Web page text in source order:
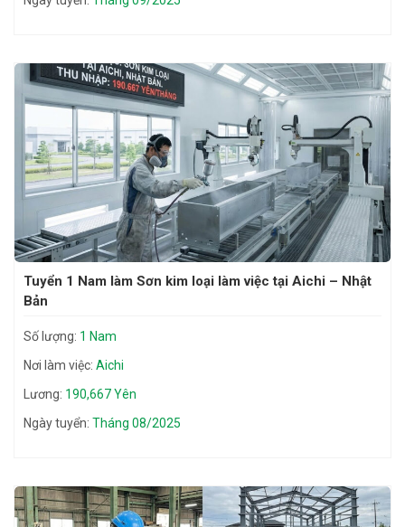
Tuyển 1 Nam làm Sơn kim loại làm việc tại Aichi – Nhật
Bản
Số lượng: 1 Nam
Nơi làm việc: Aichi
Lương: 190,667 Yên
Ngày tuyển: Tháng 08/2025